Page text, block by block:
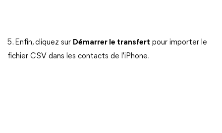
5. Enfin, cliquez sur Démarrer le transfert pour importer le
fichier CSV dans les contacts de l'iPhone.